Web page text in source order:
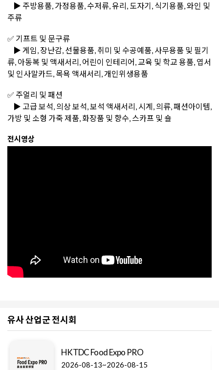
▶️ 주방용품, 가정용품, 수저류, 유리, 도자기, 식기용품, 와인 및
주류
✅ 기프트 및 문구류
▶️ 게임, 장난감, 선물용품, 취미 및 수공예품, 사무용품 및 필기
류, 아동복 및 액새서리, 어린이 인테리어, 교육 및 학교 용품, 엽서
및 인사말카드, 목욕 액새서리, 개인위생용품
✅ 주얼리 및 패션
▶️ 고급 보석, 의상 보석, 보석 액새서리, 시계, 의류, 패션아이템,
가방 및 소형 가죽 제품, 화장품 및 향수, 스카프 및 숄
전시영상
유사 산업군 전시회
HKTDC Food Expo PRO
2026-08-13~2026-08-15